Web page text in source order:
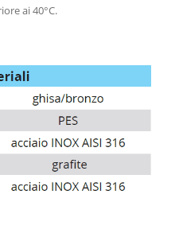
ai 40°C.